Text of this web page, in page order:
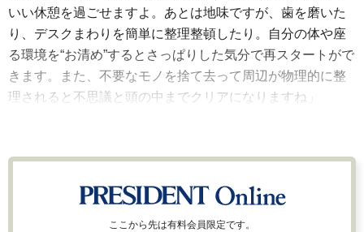
いい休憩を過ごせますよ。あとは地味ですが、歯を磨いた
り、デスクまわりを簡単に整理整頓したり。自分の体や座
る環境を“お清め”するとさっぱりした気分で再スタートがで
きます。また、不要なモノを捨て去って周辺が物理的に整
理されると不思議と頭の中までクリアになりますね」
ここから先は有料会員限定です。